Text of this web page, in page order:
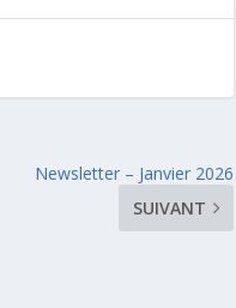
Newsletter – Janvier 2026
SUIVANT